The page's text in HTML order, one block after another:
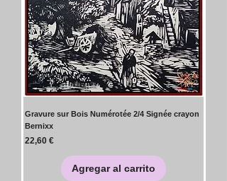
Gravure sur Bois Numérotée 2/4 Signée crayon
Bernixx
Precio
22,60 €
Agregar al carrito